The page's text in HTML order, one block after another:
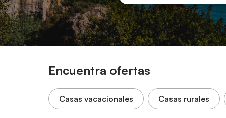
Encuentra ofertas
Casas vacacionales Casas rurales